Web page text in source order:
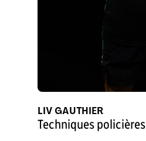
LIV GAUTHIER
Techniques policières